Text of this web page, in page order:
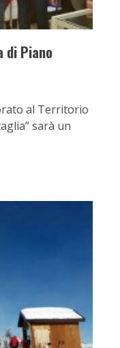
Piano
al Territorio
sarà un